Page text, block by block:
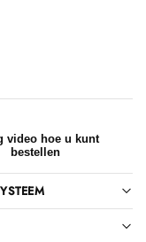
video hoe u kunt
bestellen